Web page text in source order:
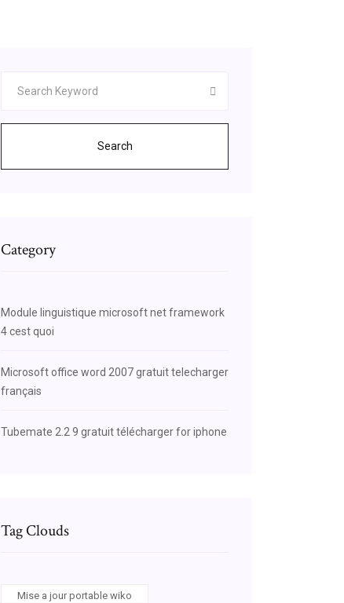
Search
Category
Module linguistique microsoft net framework
4 cest quoi
Microsoft office word 2007 gratuit telecharger
français
Tubemate 2.2 9 gratuit télécharger for iphone
Tag Clouds
Mise a jour portable wiko